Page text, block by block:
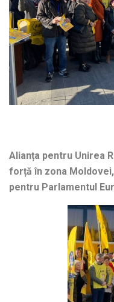
Alianța pentru Unirea
forță în zona
pentru Parlamentul